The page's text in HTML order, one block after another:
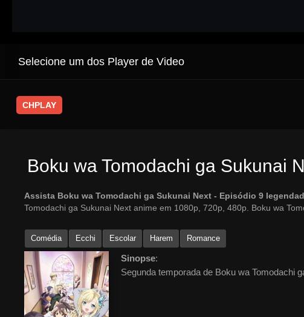
Selecione um dos Player de Video
CHPLAY
Boku wa Tomodachi ga Sukunai
Assista Boku wa Tomodachi ga Sukunai Next - Episódio 9
Tomodachi ga Sukunai Next anime em 1080p, 720p, 480p. Boku wa
Comédia Ecchi Escolar Harem Romance
Sinopse:
Segunda temporada de Boku wa Tomodachi